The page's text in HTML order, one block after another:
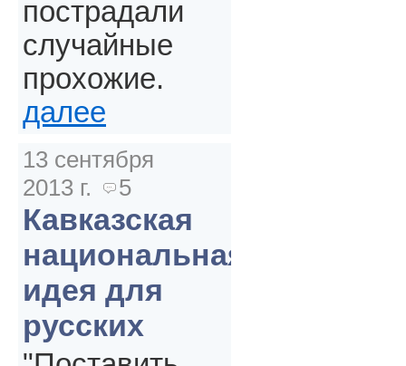
пострадали
случайные
прохожие.
далее
13 сентября
2013 г.
5
Кавказская
национальная
идея для
русских